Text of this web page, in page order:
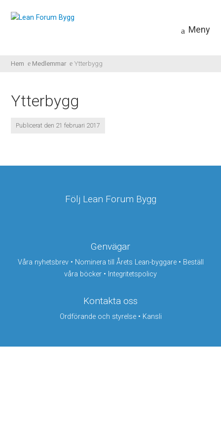
Meny
Hem Medlemmar Ytterbygg
Ytterbygg
Publicerat den 21 februari 2017
Följ Lean Forum Bygg
Genvägar
Våra nyhetsbrev• Nominera till Årets Lean-byggare• Beställ
våra böcker • Integritetspolicy
Kontakta oss
Ordförande och styrelse• Kansli